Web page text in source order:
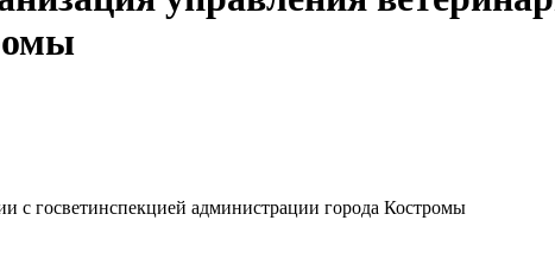
с госветинспекцией администрации города Костромы